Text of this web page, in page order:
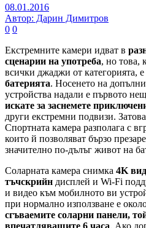
08.01.2016
Автор: Дарин Димитров
0 0
Екстремните камери идват в
сценарии на употреба, но това,
всички джаджи от категорията, е
батерията. Носенето на
устройства надали е първото
искате за заснемете
други екстремни подвизи.
Спортната камера разполага с
които й позволяват бързо
значително по-дълъг живот на
Соларната камера снимка 4K
тъчскрийн дисплей и Wi-Fi
и видео към мобилното ви
при нормално използване е
сгъваемите соларни панели,